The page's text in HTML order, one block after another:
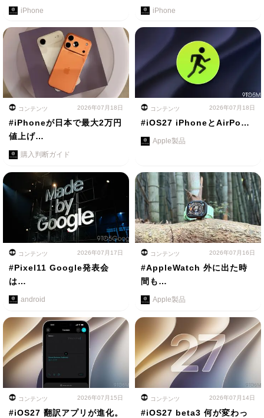
iPhone iPhone
コンテンツ 2026年07月18日
#iPhoneが日本で最大2万円
値上げ…
購入判断ガイド
コンテンツ 2026年07月18日
#iOS27 iPhoneとAirPo…
Apple製品
コンテンツ 2026年07月17日
#Pixel11 Google発表会
は…
android
コンテンツ 2026年07月16日
#AppleWatch 外に出た時
間も…
Apple製品
コンテンツ 2026年07月15日
#iOS27 翻訳アプリが進化。
コンテンツ 2026年07月14日
#iOS27 beta3 何が変わっ